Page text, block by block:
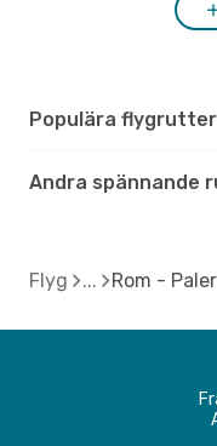
Populära flygrutter
Andra spännande
Flyg Rom -